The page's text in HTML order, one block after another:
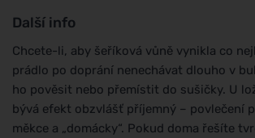
Další info
Chcete-li, aby šeříková vůně vynikla co
prádlo po doprání nenechávat dlouho v
ho pověsit nebo přemístit do sušičky. U
bývá efekt obzvlášť příjemný – povlečení
měkce a „domácky“. Pokud doma řešíte